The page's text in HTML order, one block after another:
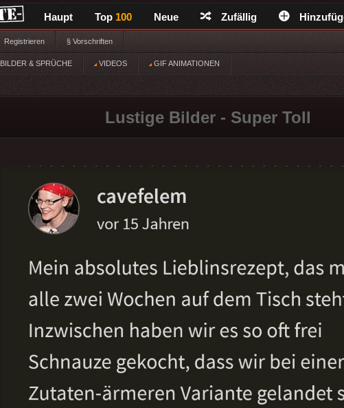
Haupt Top 100 Neue Zufällig
Registrieren § Vorschriften
BILDER & SPRÜCHE VIDEOS GIF ANIMATIONEN
Lustige Bilder - Super Toll